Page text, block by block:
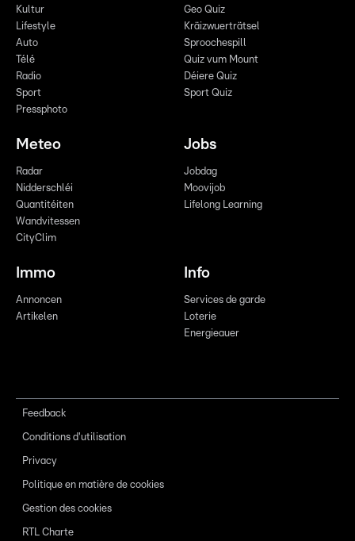
Kultur
Lifestyle
Auto
Télé
Radio
Sport
Pressphoto
Geo Quiz
Kräizwuerträtsel
Sproochespill
Quiz vum Mount
Déiere Quiz
Sport Quiz
Meteo
Radar
Nidderschléi
Quantitéiten
Wandvitessen
CityClim
Jobs
Jobdag
Moovijob
Lifelong Learning
Immo
Annoncen
Artikelen
Info
Services de garde
Loterie
Energieauer
Feedback
Conditions d'utilisation
Privacy
Politique en matière de cookies
Gestion des cookies
RTL Charte